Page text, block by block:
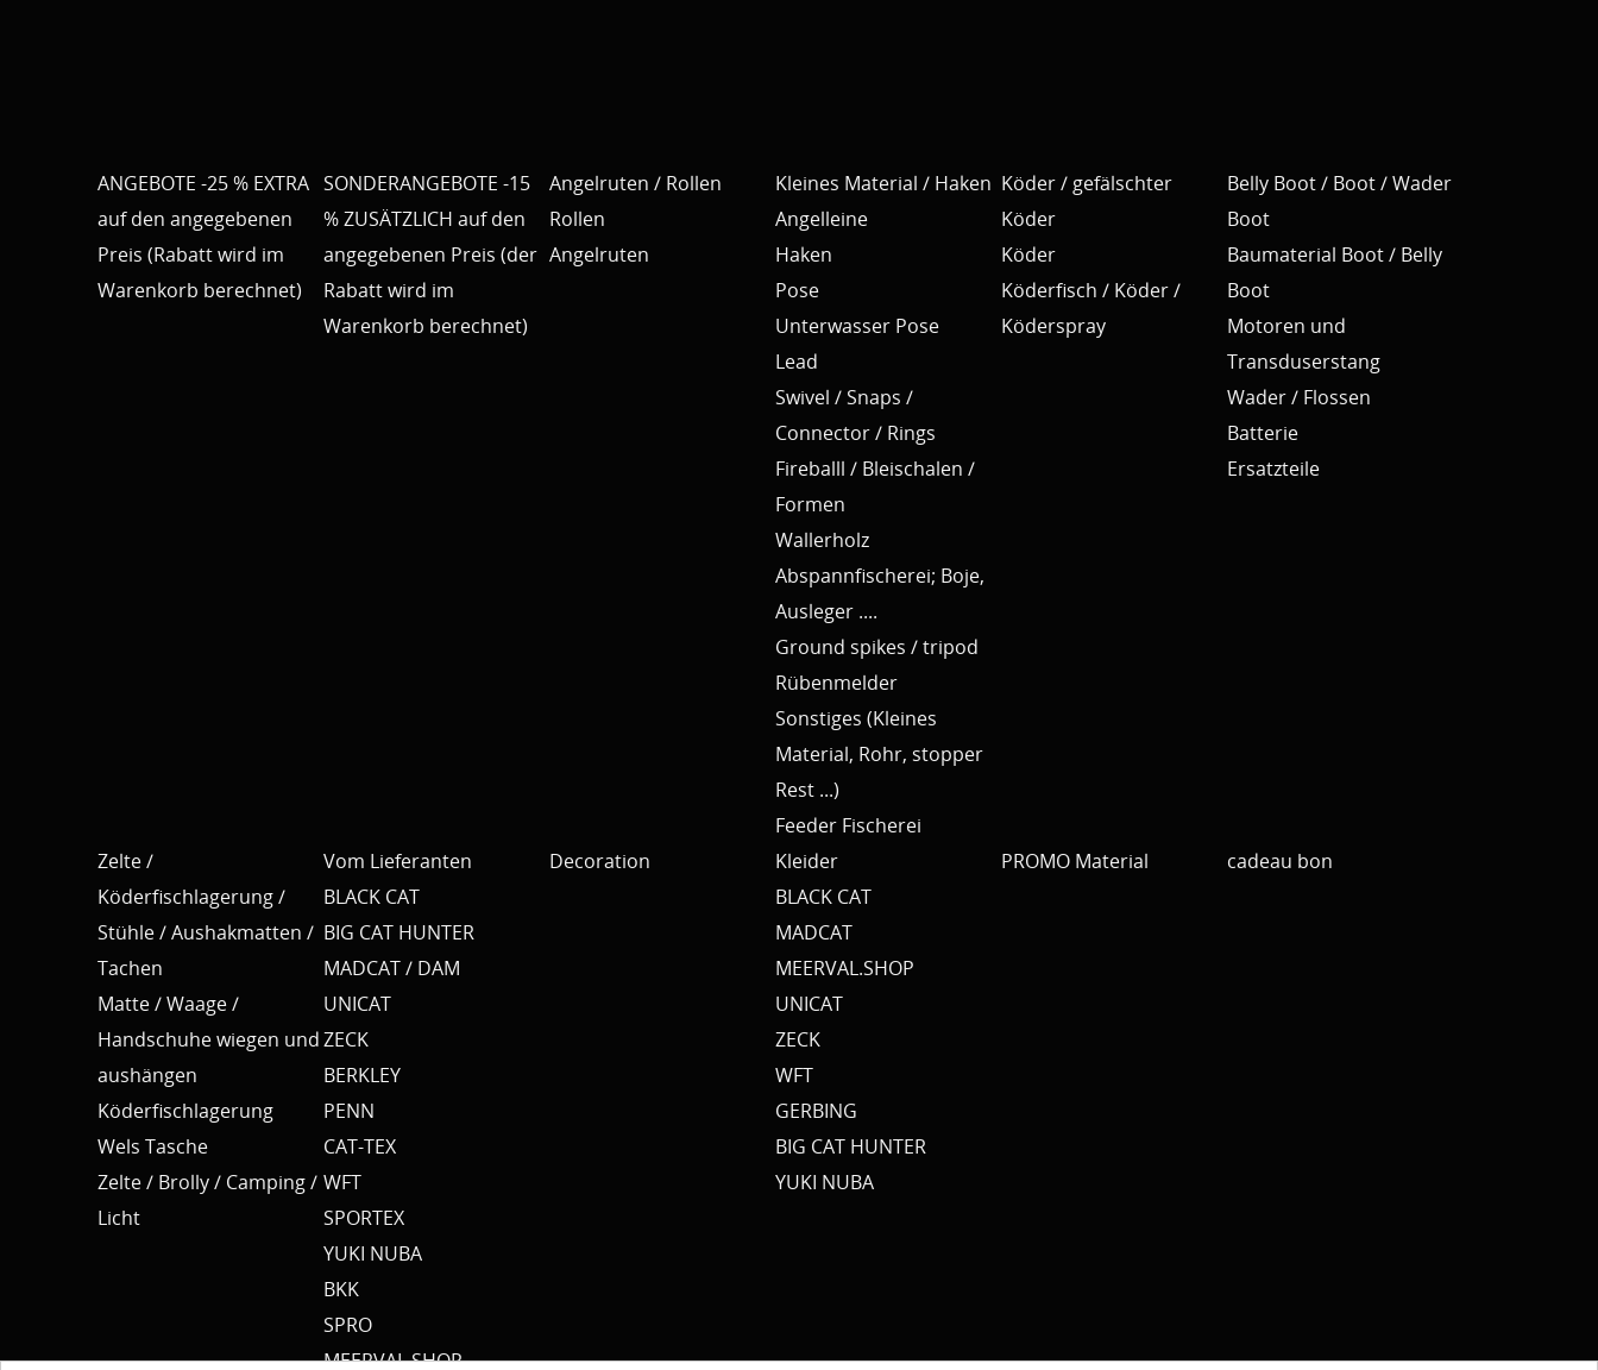
ANGEBOTE -25 % EXTRA
auf den angegebenen
Preis (Rabatt wird im
Warenkorb berechnet)
SONDERANGEBOTE -15
% ZUSÄTZLICH auf den
angegebenen Preis (der
Rabatt wird im
Warenkorb berechnet)
Angelruten / Rollen
Rollen
Angelruten
Kleines Material / Haken
Angelleine
Haken
Pose
Unterwasser Pose
Lead
Swivel / Snaps /
Connector / Rings
Fireballl / Bleischalen /
Formen
Wallerholz
Abspannfischerei; Boje,
Ausleger ....
Ground spikes / tripod
Rübenmelder
Sonstiges (Kleines
Material, Rohr, stopper
Rest ...)
Feeder Fischerei
Köder / gefälschter
Köder
Köder
Köderfisch / Köder /
Köderspray
Belly Boot / Boot / Wader
Boot
Baumaterial Boot / Belly
Boot
Motoren und
Transduserstang
Wader / Flossen
Batterie
Ersatzteile
Zelte /
Köderfischlagerung /
Stühle / Aushakmatten /
Tachen
Matte / Waage /
Handschuhe wiegen und
aushängen
Köderfischlagerung
Wels Tasche
Zelte / Brolly / Camping /
Licht
Vom Lieferanten
BLACK CAT
BIG CAT HUNTER
MADCAT / DAM
UNICAT
ZECK
BERKLEY
PENN
CAT-TEX
WFT
SPORTEX
YUKI NUBA
BKK
SPRO
MEERVAL.SHOP
Decoration
Kleider
BLACK CAT
MADCAT
MEERVAL.SHOP
UNICAT
ZECK
WFT
GERBING
BIG CAT HUNTER
YUKI NUBA
PROMO Material cadeau bon